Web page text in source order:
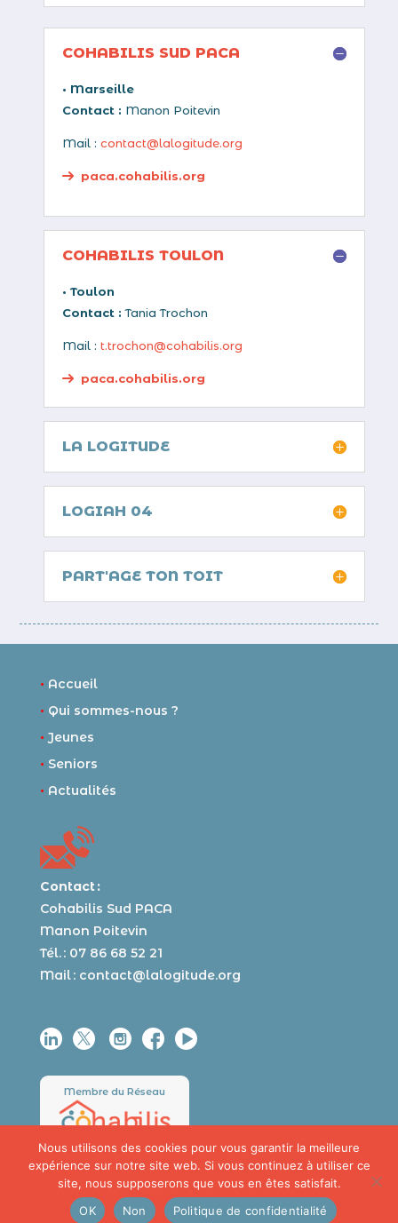
COHABILIS SUD PACA
• Marseille
Contact : Manon Poitevin
Mail :contact@lalogitude.org
paca.cohabilis.org
COHABILIS TOULON
• Toulon
Contact : Tania Trochon
Mail :t.trochon@cohabilis.org
paca.cohabilis.org
LA LOGITUDE
LOGIAH 04
PART'AGE TON TOIT
• Accueil
• Qui sommes-nous ?
• Jeunes
• Seniors
• Actualités
Contact :
Cohabilis Sud PACA
Manon Poitevin
Tél. : 07 86 68 52 21
Mail : contact@lalogitude.org
Membre du Réseau
© Cohabilis 2024 | Design valerie-mersier.fr|
Nous utilisons des cookies pour vous garantir la meilleure
expérience sur notre site web. Si vous continuez à utiliser ce
site, nous supposerons que vous en êtes satisfait.
OK
Non Politique de confidentialité